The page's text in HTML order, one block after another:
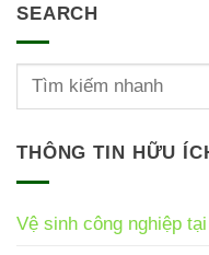
SEARCH
THÔNG TIN HỮU
Vệ sinh công nghiệp